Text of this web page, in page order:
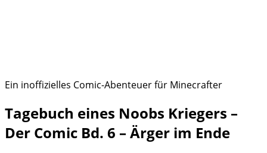
Ein inoffizielles Comic-Abenteuer für Minecrafter
Tagebuch eines Noobs Kriegers –
Der Comic Bd. 6 – Ärger im Ende